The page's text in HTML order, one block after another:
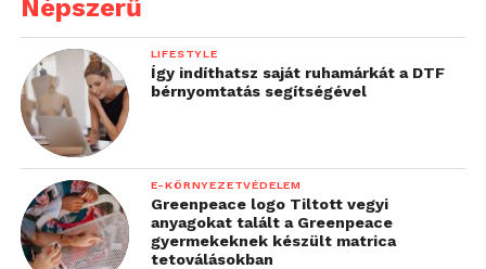
Népszerű
LIFESTYLE
Így indíthatsz saját ruhamárkát a DTF
bérnyomtatás segítségével
E-KÖRNYEZETVÉDELEM
Greenpeace logo Tiltott vegyi
anyagokat talált a Greenpeace
gyermekeknek készült matrica
tetoválásokban